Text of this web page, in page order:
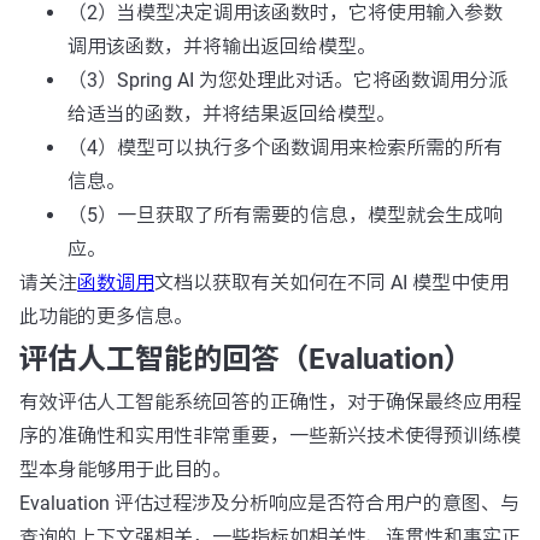
（2）当模型决定调用该函数时，它将使用输入参数
调用该函数，并将输出返回给模型。
（3）Spring AI 为您处理此对话。它将函数调用分派
给适当的函数，并将结果返回给模型。
（4）模型可以执行多个函数调用来检索所需的所有
信息。
（5）一旦获取了所有需要的信息，模型就会生成响
应。
请关注函数调用文档以获取有关如何在不同 AI 模型中使用
此功能的更多信息。
评估人工智能的回答（Evaluation）
有效评估人工智能系统回答的正确性，对于确保最终应用程
序的准确性和实用性非常重要，一些新兴技术使得预训练模
型本身能够用于此目的。
Evaluation 评估过程涉及分析响应是否符合用户的意图、与